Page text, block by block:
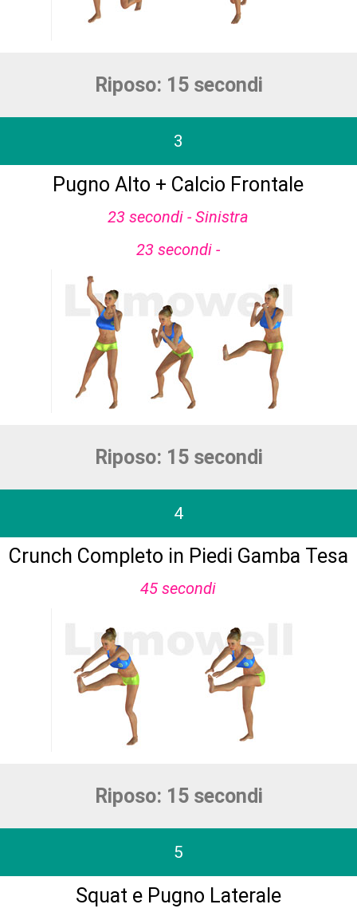
Riposo: 15 secondi
3
Pugno Alto + Calcio Frontale
23 secondi - Sinistra
23 secondi -
Riposo: 15 secondi
4
Crunch Completo in Piedi Gamba Tesa
45 secondi
Riposo: 15 secondi
5
Squat e Pugno Laterale